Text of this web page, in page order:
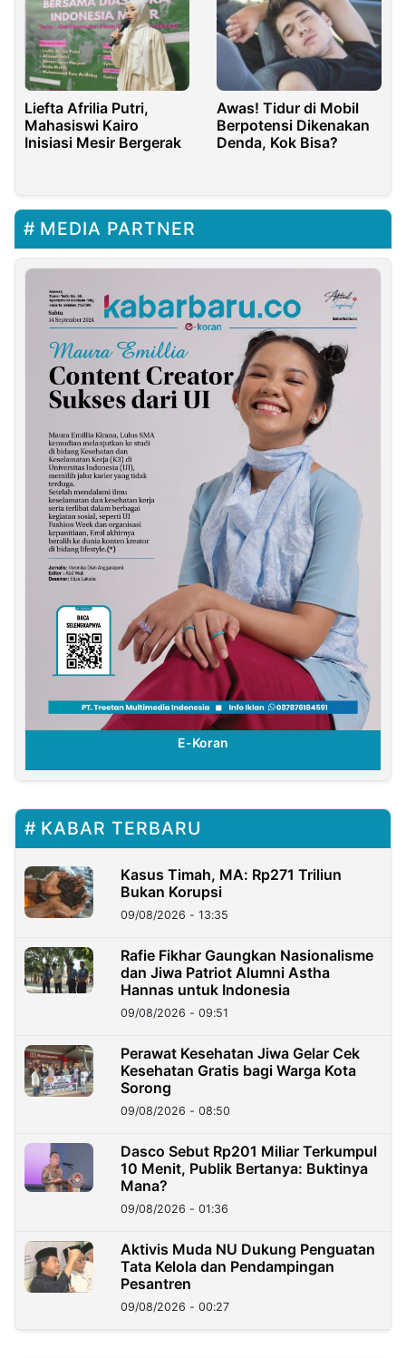
Liefta Afrilia Putri,
Mahasiswi Kairo
Inisiasi Mesir Bergerak
Awas! Tidur di Mobil
Berpotensi Dikenakan
Denda, Kok Bisa?
MEDIA PARTNER
E-Koran
KABAR TERBARU
Kasus Timah, MA: Rp271 Triliun
Bukan Korupsi
09/08/2026 - 13:35
Rafie Fikhar Gaungkan Nasionalisme
dan Jiwa Patriot Alumni Astha
Hannas untuk Indonesia
09/08/2026 - 09:51
Perawat Kesehatan Jiwa Gelar Cek
Kesehatan Gratis bagi Warga Kota
Sorong
09/08/2026 - 08:50
Dasco Sebut Rp201 Miliar Terkumpul
10 Menit, Publik Bertanya: Buktinya
Mana?
09/08/2026 - 01:36
Aktivis Muda NU Dukung Penguatan
Tata Kelola dan Pendampingan
Pesantren
09/08/2026 - 00:27